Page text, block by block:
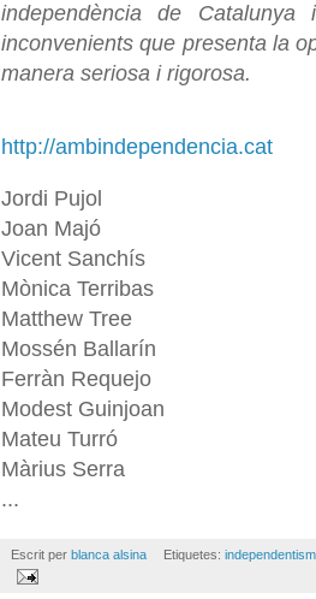
independència de
inconvenients que presenta la
manera seriosa i rigorosa.
http://ambindependencia.cat
Jordi Pujol
Joan Majó
Vicent Sanchís
Mònica Terribas
Matthew Tree
Mossén Ballarín
Ferràn Requejo
Modest Guinjoan
Mateu Turró
Màrius Serra
...
Escrit per blanca alsina Etiquetes: